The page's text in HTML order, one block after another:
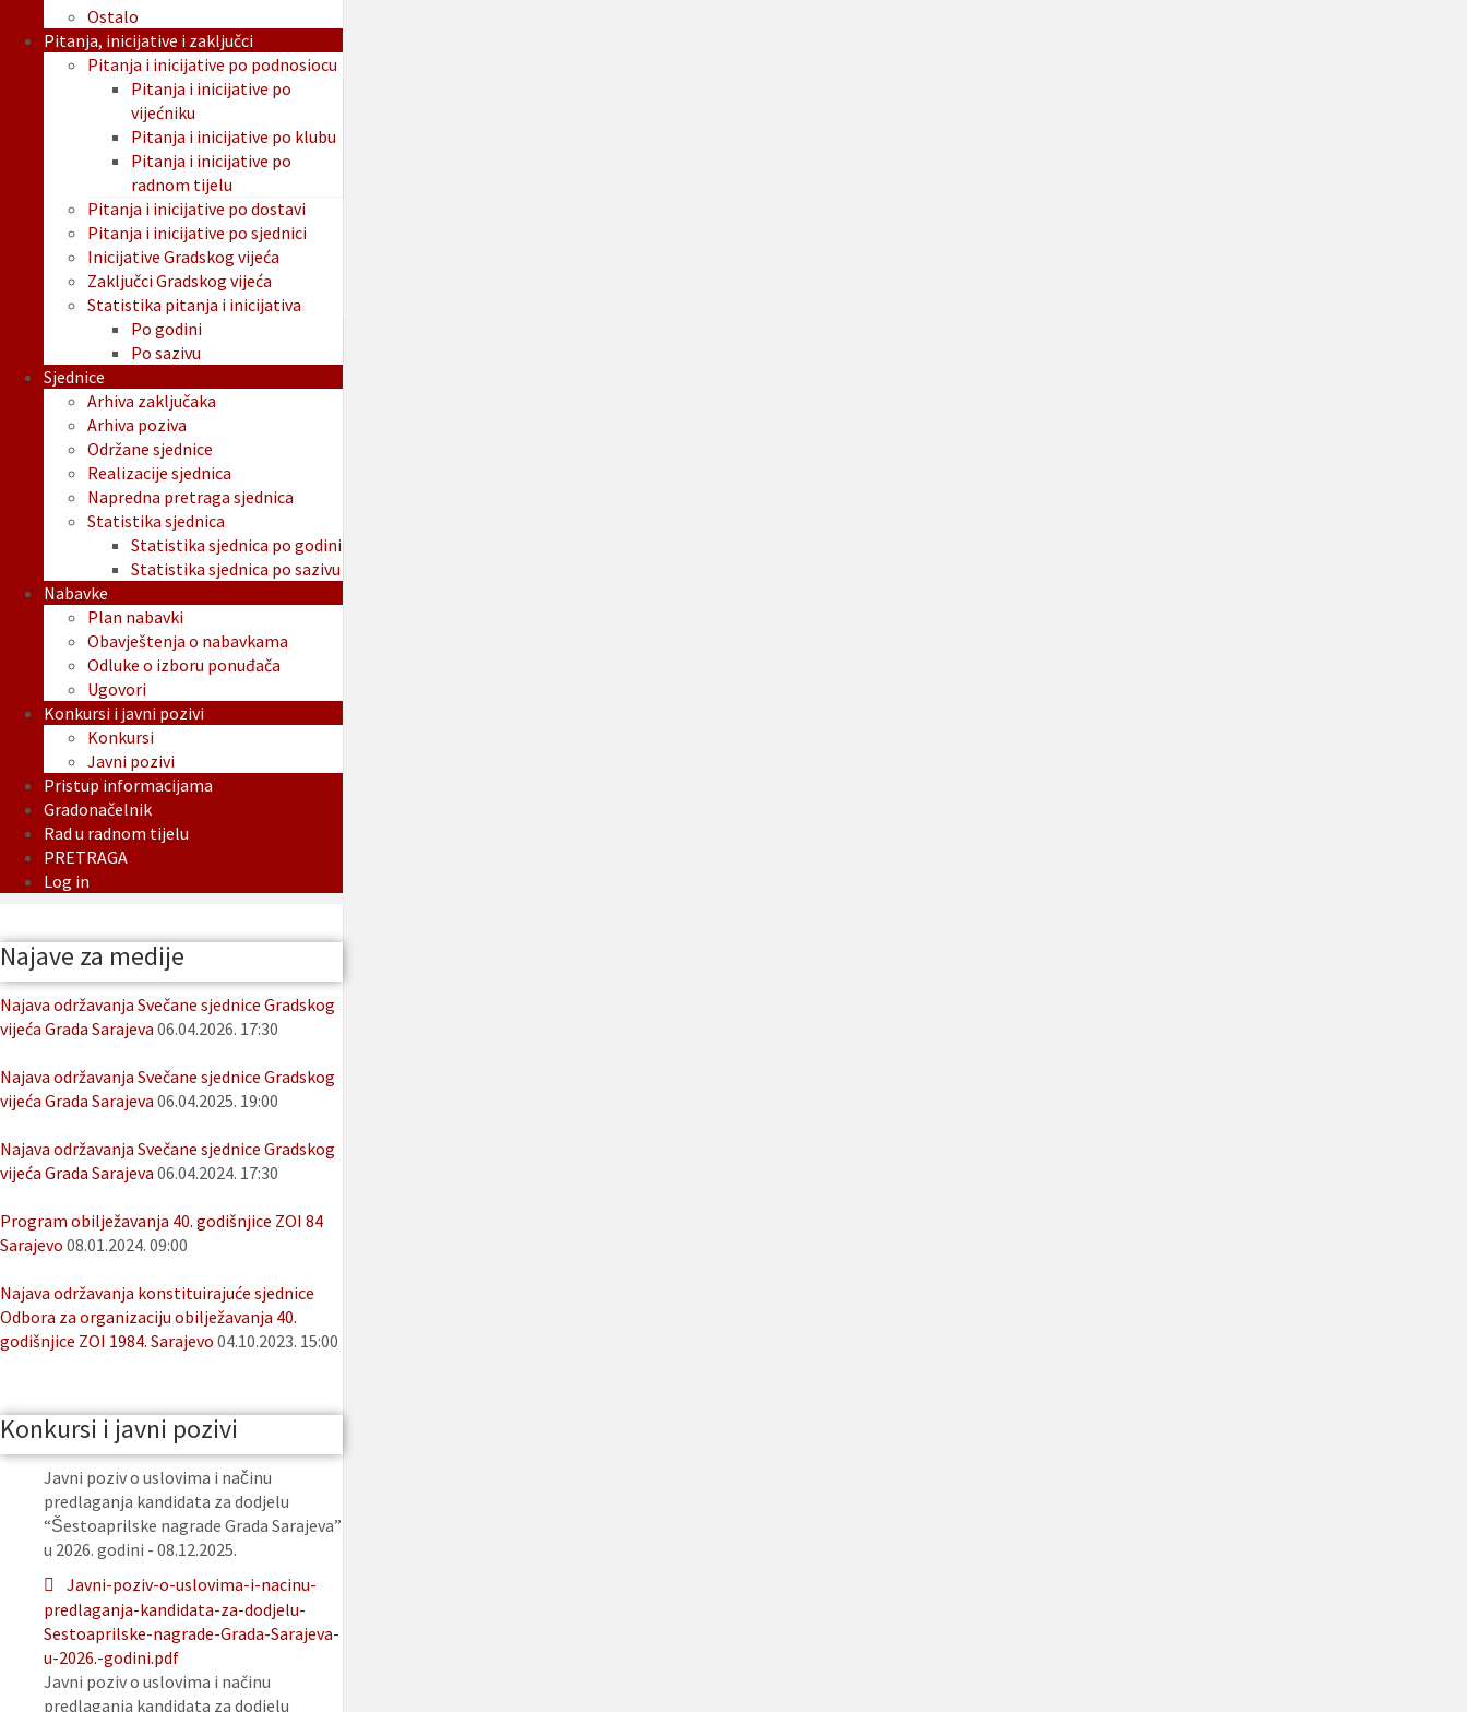
Ostalo
Pitanja, inicijative i zaključci
Pitanja i inicijative po podnosiocu
Pitanja i inicijative po
vijećniku
Pitanja i inicijative po klubu
Pitanja i inicijative po
radnom tijelu
Pitanja i inicijative po dostavi
Pitanja i inicijative po sjednici
Inicijative Gradskog vijeća
Zaključci Gradskog vijeća
Statistika pitanja i inicijativa
Po godini
Po sazivu
Sjednice
Arhiva zaključaka
Arhiva poziva
Održane sjednice
Realizacije sjednica
Napredna pretraga sjednica
Statistika sjednica
Statistika sjednica po godini
Statistika sjednica po sazivu
Nabavke
Plan nabavki
Obavještenja o nabavkama
Odluke o izboru ponuđača
Ugovori
Konkursi i javni pozivi
Konkursi
Javni pozivi
Pristup informacijama
Gradonačelnik
Rad u radnom tijelu
PRETRAGA
Log in
Najave za medije
Najava održavanja Svečane sjednice Gradskog
vijeća Grada Sarajeva 06.04.2026. 17:30
Najava održavanja Svečane sjednice Gradskog
vijeća Grada Sarajeva 06.04.2025. 19:00
Najava održavanja Svečane sjednice Gradskog
vijeća Grada Sarajeva 06.04.2024. 17:30
Program obilježavanja 40. godišnjice ZOI 84
Sarajevo 08.01.2024. 09:00
Najava održavanja konstituirajuće sjednice
Odbora za organizaciju obilježavanja 40.
godišnjice ZOI 1984. Sarajevo 04.10.2023. 15:00
Konkursi i javni pozivi
Javni poziv o uslovima i načinu
predlaganja kandidata za dodjelu
“Šestoaprilske nagrade Grada Sarajeva”
u 2026. godini - 08.12.2025.
Javni-poziv-o-uslovima-i-nacinu-
predlaganja-kandidata-za-dodjelu-
Sestoaprilske-nagrade-Grada-Sarajeva-
u-2026.-godini.pdf
Javni poziv o uslovima i načinu
predlaganja kandidata za dodjelu